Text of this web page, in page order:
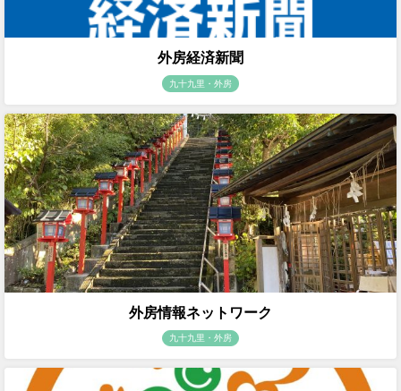
外房経済新聞
九十九里・外房
外房情報ネットワーク
九十九里・外房